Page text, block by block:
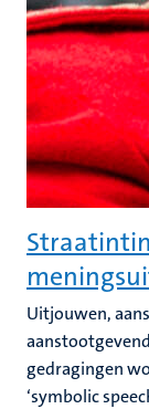
Uitjouwen,
gedragingen
‘symbolic